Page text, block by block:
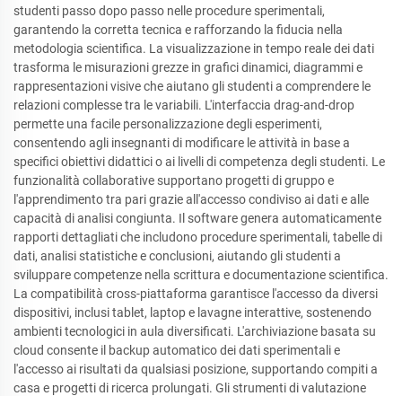
studenti passo dopo passo nelle procedure sperimentali,
garantendo la corretta tecnica e rafforzando la fiducia nella
metodologia scientifica. La visualizzazione in tempo reale dei dati
trasforma le misurazioni grezze in grafici dinamici, diagrammi e
rappresentazioni visive che aiutano gli studenti a comprendere le
relazioni complesse tra le variabili. L'interfaccia drag-and-drop
permette una facile personalizzazione degli esperimenti,
consentendo agli insegnanti di modificare le attività in base a
specifici obiettivi didattici o ai livelli di competenza degli studenti. Le
funzionalità collaborative supportano progetti di gruppo e
l'apprendimento tra pari grazie all'accesso condiviso ai dati e alle
capacità di analisi congiunta. Il software genera automaticamente
rapporti dettagliati che includono procedure sperimentali, tabelle di
dati, analisi statistiche e conclusioni, aiutando gli studenti a
sviluppare competenze nella scrittura e documentazione scientifica.
La compatibilità cross-piattaforma garantisce l'accesso da diversi
dispositivi, inclusi tablet, laptop e lavagne interattive, sostenendo
ambienti tecnologici in aula diversificati. L'archiviazione basata su
cloud consente il backup automatico dei dati sperimentali e
l'accesso ai risultati da qualsiasi posizione, supportando compiti a
casa e progetti di ricerca prolungati. Gli strumenti di valutazione